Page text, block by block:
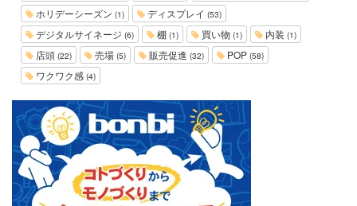
ホリデーシーズン (1) ディスプレイ (53)
デジタルサイネージ (6) 棚 (1) 買い物 (1) 内装 (1)
店頭 (22) 売場 (5) 販売促進 (32) POP (58)
ワクワク感 (4)